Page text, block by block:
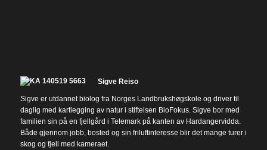
Sigve Reiso
Sigve er utdannet biolog fra Norges Landbrukshøgskole og driver til
daglig med kartlegging av natur i stiftelsen BioFokus. Sigve bor med
familien sin på en fjellgård i Telemark på kanten av Hardangervidda.
Både gjennom jobb, bosted og sin friluftinteresse blir det mange turer i
skog og fjell med kameraet.